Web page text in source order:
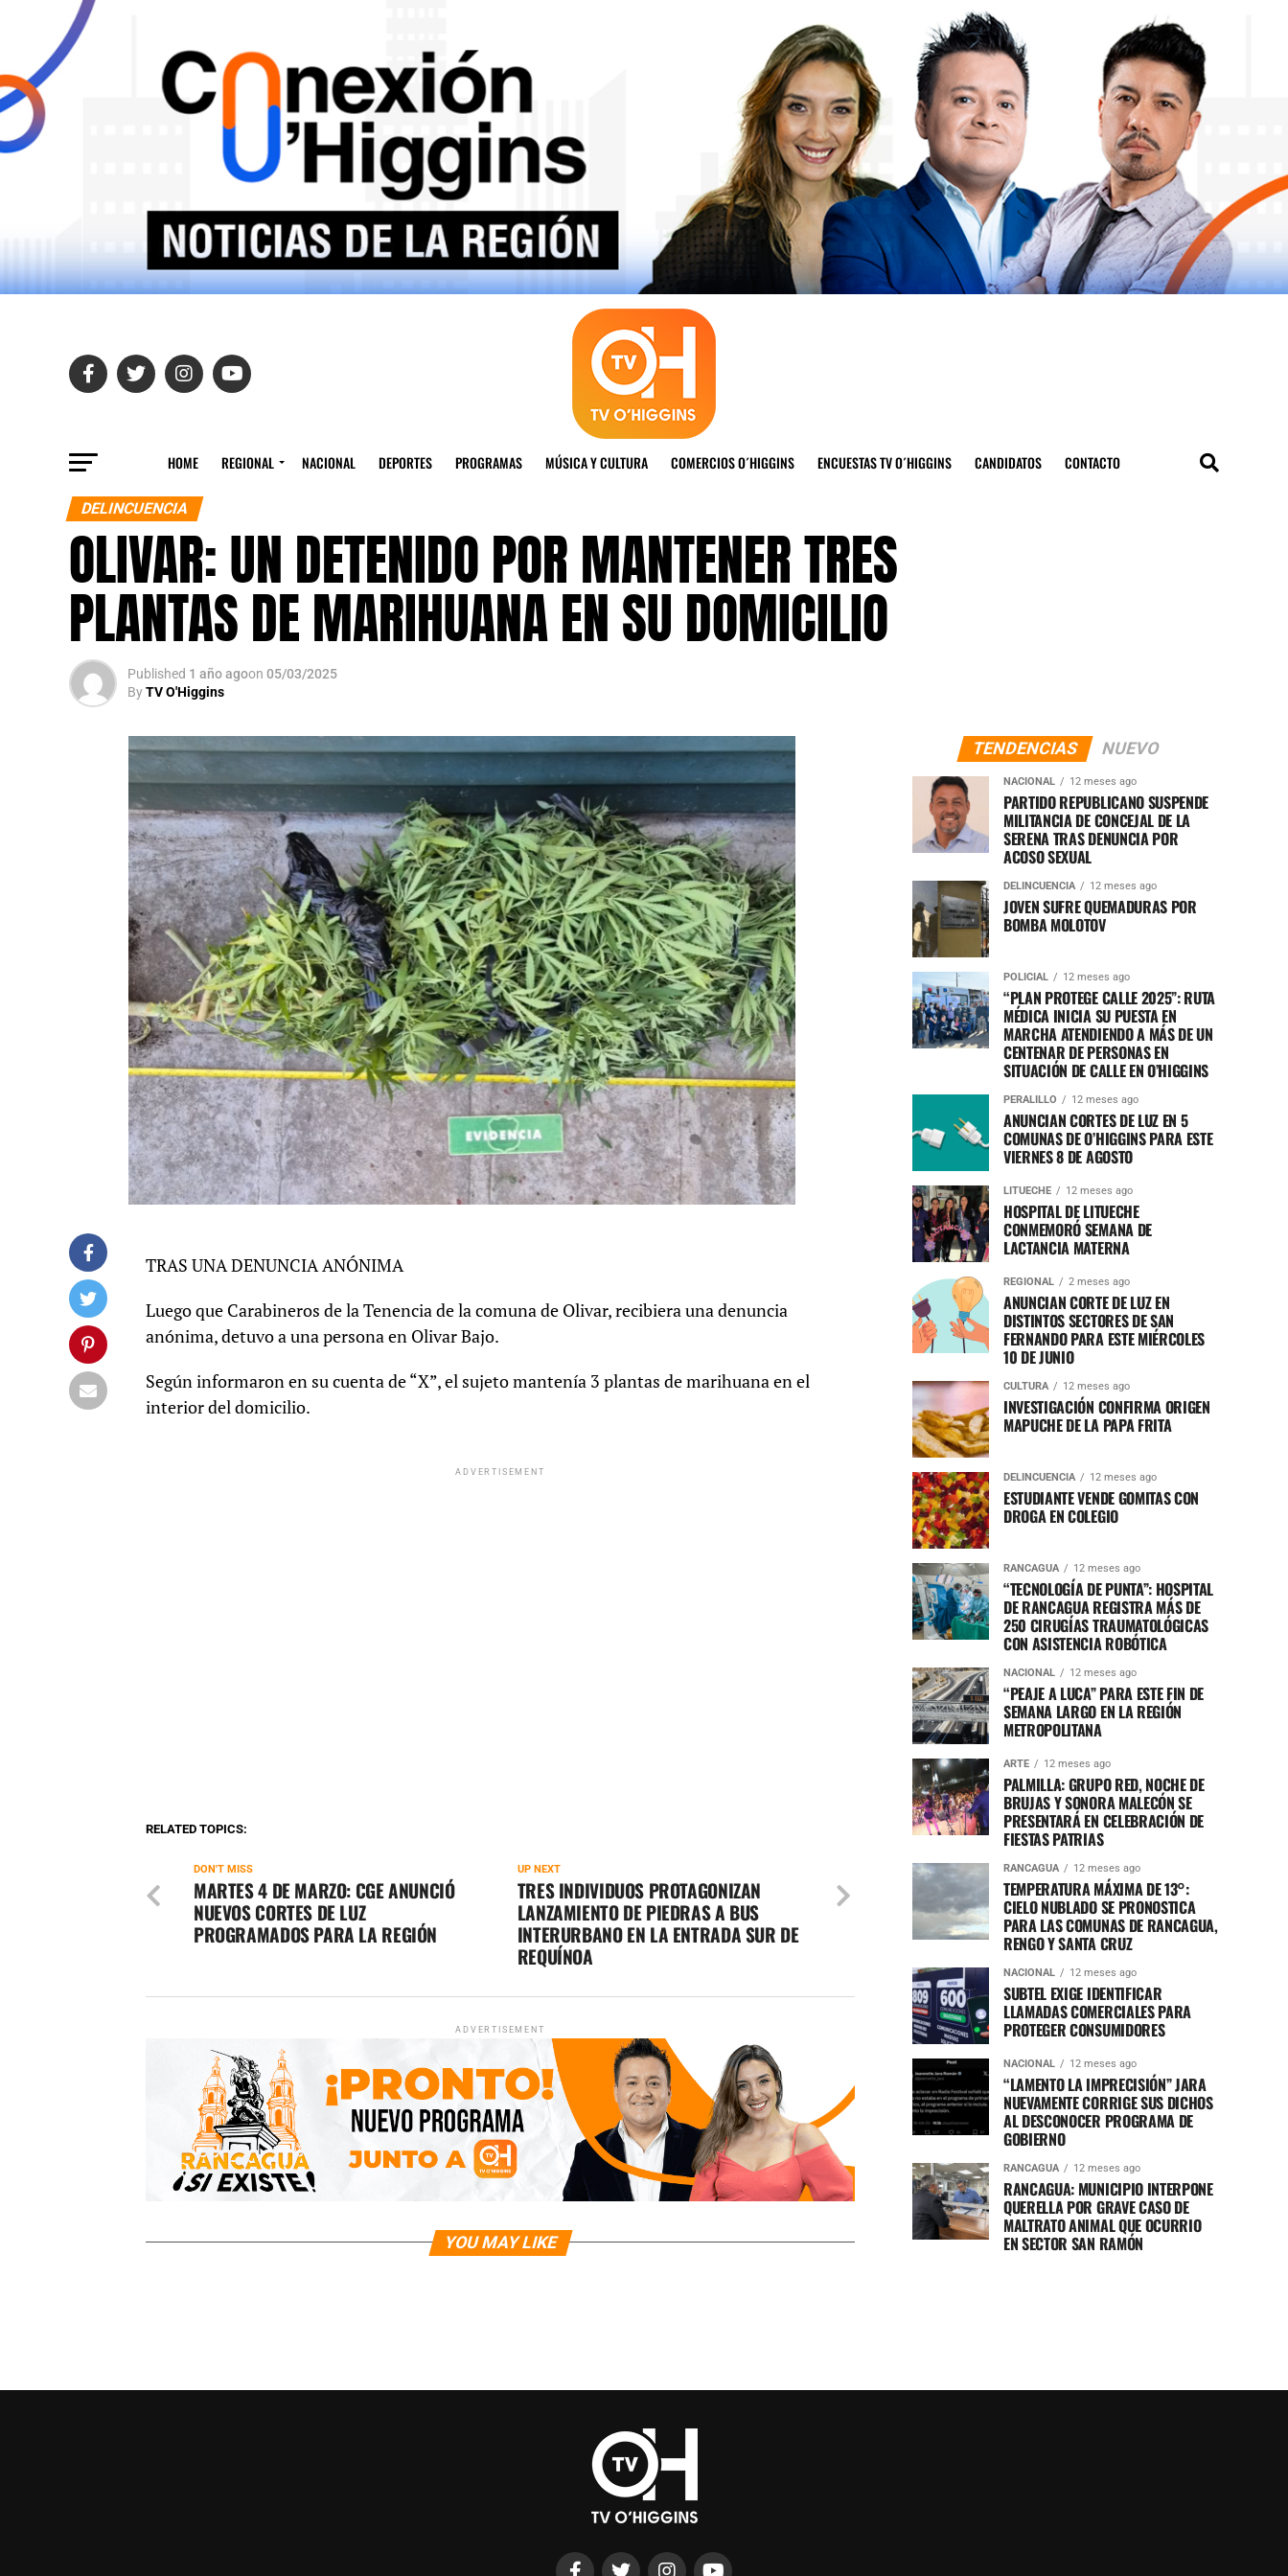
HOME REGIONAL NACIONAL DEPORTES PROGRAMAS MÚSICA Y CULTURA COMERCIOS O´HIGGINS ENCUESTAS TV O´HIGGINS CANDIDATOS CONTACTO
DELINCUENCIA
OLIVAR: UN DETENIDO POR MANTENER TRES
PLANTAS DE MARIHUANA EN SU DOMICILIO
Published 1 año agoon 05/03/2025
ByTV O'Higgins
TRAS UNA DENUNCIA ANÓNIMA
Luego que Carabineros de la Tenencia de la comuna de Olivar, recibiera una denuncia
anónima, detuvo a una persona en Olivar Bajo.
Según informaron en su cuenta de “X”, el sujeto mantenía 3 plantas de marihuana en el
interior del domicilio.
ADVERTISEMENT
RELATED TOPICS:
UP NEXT
TRES INDIVIDUOS PROTAGONIZAN
LANZAMIENTO DE PIEDRAS A BUS
INTERURBANO EN LA ENTRADA SUR DE
REQUÍNOA
DON'T MISS
MARTES 4 DE MARZO: CGE ANUNCIÓ
NUEVOS CORTES DE LUZ
PROGRAMADOS PARA LA REGIÓN
ADVERTISEMENT
YOU MAY LIKE
TENDENCIAS NUEVO
NACIONAL 12 meses ago
PARTIDO REPUBLICANO SUSPENDE
MILITANCIA DE CONCEJAL DE LA
SERENA TRAS DENUNCIA POR
ACOSO SEXUAL
DELINCUENCIA 12 meses ago
JOVEN SUFRE QUEMADURAS POR
BOMBA MOLOTOV
POLICIAL 12 meses ago
“PLAN PROTEGE CALLE 2025”: RUTA
MÉDICA INICIA SU PUESTA EN
MARCHA ATENDIENDO A MÁS DE UN
CENTENAR DE PERSONAS EN
SITUACIÓN DE CALLE EN O’HIGGINS
PERALILLO 12 meses ago
ANUNCIAN CORTES DE LUZ EN 5
COMUNAS DE O’HIGGINS PARA ESTE
VIERNES 8 DE AGOSTO
LITUECHE 12 meses ago
HOSPITAL DE LITUECHE
CONMEMORÓ SEMANA DE
LACTANCIA MATERNA
REGIONAL 2 meses ago
ANUNCIAN CORTE DE LUZ EN
DISTINTOS SECTORES DE SAN
FERNANDO PARA ESTE MIÉRCOLES
10 DE JUNIO
CULTURA 12 meses ago
INVESTIGACIÓN CONFIRMA ORIGEN
MAPUCHE DE LA PAPA FRITA
DELINCUENCIA 12 meses ago
ESTUDIANTE VENDE GOMITAS CON
DROGA EN COLEGIO
RANCAGUA 12 meses ago
“TECNOLOGÍA DE PUNTA”: HOSPITAL
DE RANCAGUA REGISTRA MÁS DE
250 CIRUGÍAS TRAUMATOLÓGICAS
CON ASISTENCIA ROBÓTICA
NACIONAL 12 meses ago
“PEAJE A LUCA” PARA ESTE FIN DE
SEMANA LARGO EN LA REGIÓN
METROPOLITANA
ARTE 12 meses ago
PALMILLA: GRUPO RED, NOCHE DE
BRUJAS Y SONORA MALECÓN SE
PRESENTARÁ EN CELEBRACIÓN DE
FIESTAS PATRIAS
RANCAGUA 12 meses ago
TEMPERATURA MÁXIMA DE 13°:
CIELO NUBLADO SE PRONOSTICA
PARA LAS COMUNAS DE RANCAGUA,
RENGO Y SANTA CRUZ
NACIONAL 12 meses ago
SUBTEL EXIGE IDENTIFICAR
LLAMADAS COMERCIALES PARA
PROTEGER CONSUMIDORES
NACIONAL 12 meses ago
“LAMENTO LA IMPRECISIÓN” JARA
NUEVAMENTE CORRIGE SUS DICHOS
AL DESCONOCER PROGRAMA DE
GOBIERNO
RANCAGUA 12 meses ago
RANCAGUA: MUNICIPIO INTERPONE
QUERELLA POR GRAVE CASO DE
MALTRATO ANIMAL QUE OCURRIO
EN SECTOR SAN RAMÓN